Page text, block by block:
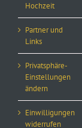
Hochzeit
Partner und
Links
Privatsphäre-
Einstellungen
ändern
Einwilligungen
widerrufen